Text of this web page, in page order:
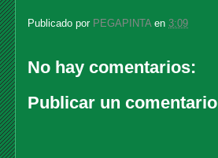
Publicado por PEGAPINTA en 3:09
No hay comentarios:
Publicar un comentario